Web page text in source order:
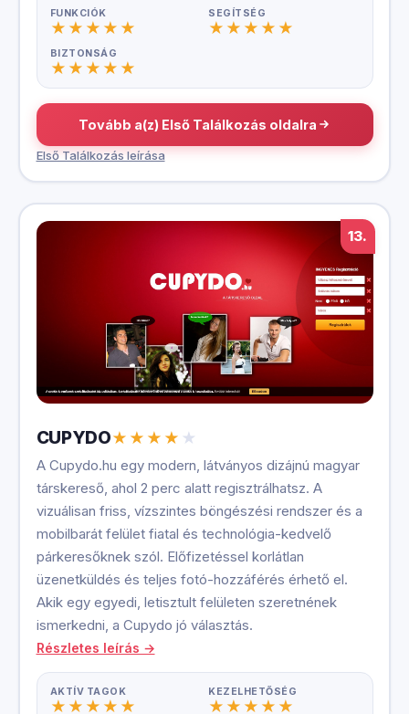
FUNKCIÓK SEGÍTSÉG
BIZTONSÁG
Tovább a(z) Első Találkozás oldalra
Első Találkozás leírása
13.
CUPYDO
A Cupydo.hu egy modern, látványos dizájnú magyar
társkereső, ahol 2 perc alatt regisztrálhatsz. A
vizuálisan friss, vízszintes böngészési rendszer és a
mobilbarát felület fiatal és technológia-kedvelő
párkeresőknek szól. Előfizetéssel korlátlan
üzenetküldés és teljes fotó-hozzáférés érhető el.
Akik egy egyedi, letisztult felületen szeretnének
ismerkedni, a Cupydo jó választás.
Részletes leírás →
AKTÍV TAGOK KEZELHETŐSÉG